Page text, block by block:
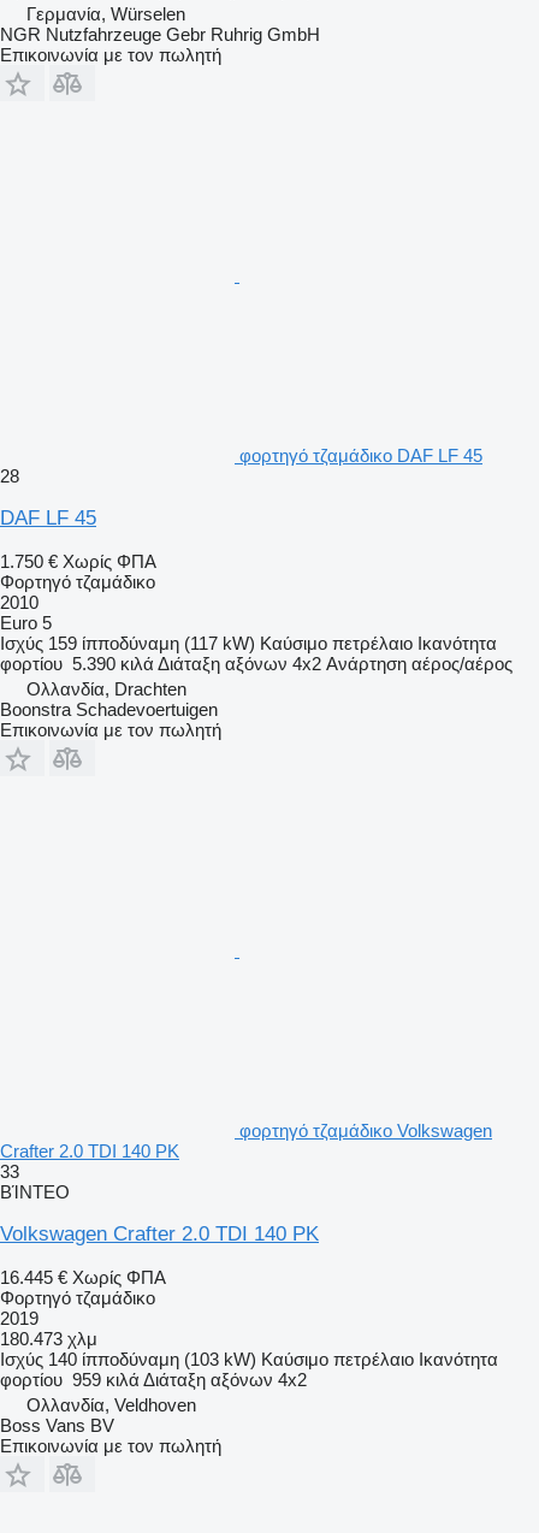
Γερμανία, Würselen
NGR Nutzfahrzeuge Gebr Ruhrig GmbH
Επικοινωνία με τον πωλητή
φορτηγό τζαμάδικο DAF LF 45
28
DAF LF 45
1.750 € Χωρίς ΦΠΑ
Φορτηγό τζαμάδικο
2010
Euro 5
Ισχύς 159 ίπποδύναμη (117 kW) Καύσιμο πετρέλαιο Ικανότητα
φορτίου 5.390 κιλά Διάταξη αξόνων 4x2 Ανάρτηση αέρος/αέρος
Ολλανδία, Drachten
Boonstra Schadevoertuigen
Επικοινωνία με τον πωλητή
φορτηγό τζαμάδικο Volkswagen
Crafter 2.0 TDI 140 PK
33
ΒΊΝΤΕΟ
Volkswagen Crafter 2.0 TDI 140 PK
16.445 € Χωρίς ΦΠΑ
Φορτηγό τζαμάδικο
2019
180.473 χλμ
Ισχύς 140 ίπποδύναμη (103 kW) Καύσιμο πετρέλαιο Ικανότητα
φορτίου 959 κιλά Διάταξη αξόνων 4x2
Ολλανδία, Veldhoven
Boss Vans BV
Επικοινωνία με τον πωλητή